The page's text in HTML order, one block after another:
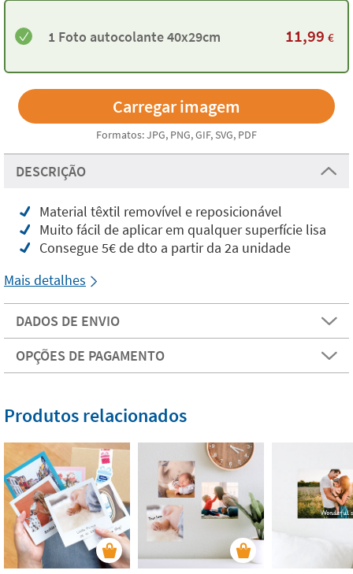
1 Foto autocolante 40x29cm 11,99 €
Formatos: JPG, PNG, GIF, SVG, PDF
DESCRIÇÃO
Material têxtil removível e reposicionável
Muito fácil de aplicar em qualquer superfície lisa
Consegue 5€ de dto a partir da 2a unidade
Mais detalhes
DADOS DE ENVIO
OPÇÕES DE PAGAMENTO
Produtos relacionados